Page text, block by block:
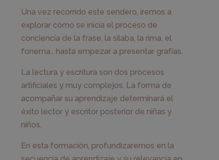
Una vez recorrido este sendero, iremos a
explorar cómo se inicia el proceso de
conciencia de la frase, la sílaba, la rima, el
fonema… hasta empezar a presentar grafías.
La lectura y escritura son dos procesos
artificiales y muy complejos. La forma de
acompañar su aprendizaje determinará el
éxito lector y escritor posterior de niñas y
niños.
En esta formación, profundizaremos en la